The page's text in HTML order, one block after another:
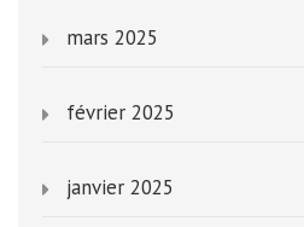
mars 2025
février 2025
janvier 2025